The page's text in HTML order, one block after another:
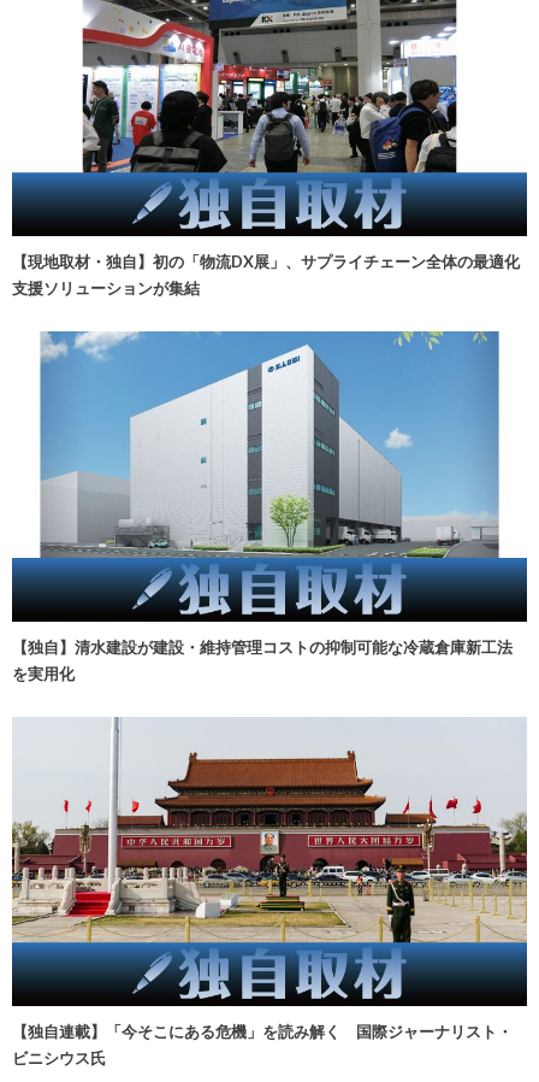
【現地取材・独自】初の「物流DX展」、サプライチェーン全体の最適化
支援ソリューションが集結
【独自】清水建設が建設・維持管理コストの抑制可能な冷蔵倉庫新工法
を実用化
【独自連載】「今そこにある危機」を読み解く 国際ジャーナリスト・
ビニシウス氏